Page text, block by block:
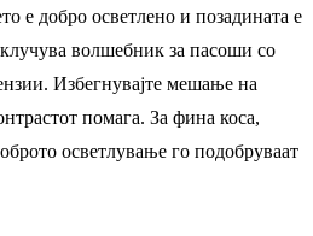
е добро осветлено и позадината е
волшебник за пасоши со
Избегнувајте мешање на
помага. За фина коса,
осветлување го подобруваат